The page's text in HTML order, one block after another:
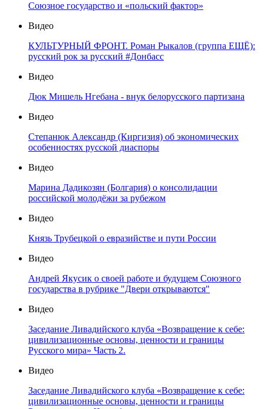
Союзное государство и «польский фактор»
Видео
КУЛЬТУРНЫЙ ФРОНТ. Роман Рыкалов (группа ЕЩЁ):
русский рок за русский #Донбасс
Видео
Дюк Мишель Нгебана - внук белорусского партизана
Видео
Степанюк Александр (Киргизия) об экономических
особенностях русской диаспоры
Видео
Марина Дадикозян (Болгария) о консолидации
российской молодёжи за рубежом
Видео
Князь Трубецкой о евразийстве и пути России
Видео
Андрей Якусик о своей работе и будущем Союзного
государства в рубрике "Двери открываются"
Видео
Заседание Ливадийского клуба «Возвращение к себе:
цивилизационные основы, ценности и границы
Русского мира» Часть 2.
Видео
Заседание Ливадийского клуба «Возвращение к себе:
цивилизационные основы, ценности и границы